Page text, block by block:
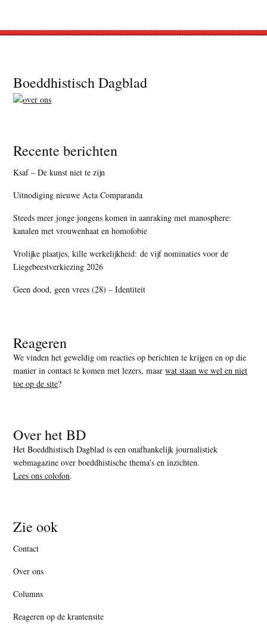
Footer
Boeddhistisch Dagblad
Recente berichten
Ksaf – De kunst niet te zijn
Uitnodiging nieuwe Acta Comparanda
Steeds meer jonge jongens komen in aanraking met manosphere:
kanalen met vrouwenhaat en homofobie
Vrolijke plaatjes, kille werkelijkheid: de vijf nominaties voor de
Liegebeestverkiezing 2026
Geen dood, geen vrees (28) – Identiteit
Reageren
We vinden het geweldig om reacties op berichten te krijgen en op die
manier in contact te komen met lezers, maarwat staan we wel en niet
toe op de site?
Over het BD
Het Boeddhistisch Dagblad is een onafhankelijk journalistiek
webmagazine over boeddhistische thema’s en inzichten.
Lees ons colofon.
Zie ook
Contact
Over ons
Columns
Reageren op de krantensite